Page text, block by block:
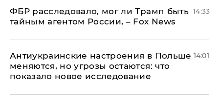
ФБР расследовало, мог ли Трамп быть
тайным агентом России, – Fox News
14:33
Антиукраинские настроения в Польше
меняются, но угрозы остаются: что
показало новое исследование
14:01